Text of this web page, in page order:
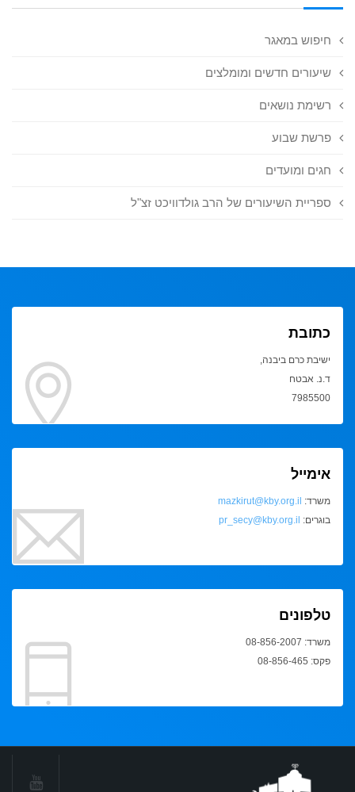
חיפוש במאגר
שיעורים חדשים ומומלצים
רשימת נושאים
פרשת שבוע
חגים ומועדים
ספריית השיעורים של הרב גולדוויכט זצ"ל
כתובת
ישיבת כרם ביבנה,
ד.נ. אבטח
7985500
אימייל
משרד: mazkirut@kby.org.il
בוגרים: pr_secy@kby.org.il
טלפונים
משרד: 08-856-2007
פקס: 08-856-465